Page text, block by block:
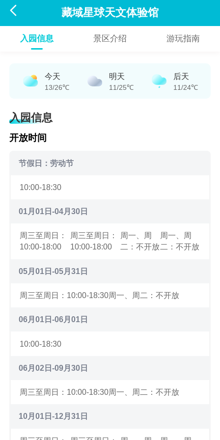
 藏域星球天文体验馆
入园信息 景区介绍 游玩指南
今天
13/26℃
明天
11/25℃
后天
11/24℃
入园信息
开放时间
节假日：劳动节
10:00-18:30
01月01日-04月30日
周三至周日：
10:00-18:00
周三至周日：
10:00-18:00
周一、周
二：不开放
周一、周
二：不开放
05月01日-05月31日
周三至周日：10:00-18:30周一、周二：不开放
06月01日-06月01日
10:00-18:30
06月02日-09月30日
周三至周日：10:00-18:30周一、周二：不开放
10月01日-12月31日